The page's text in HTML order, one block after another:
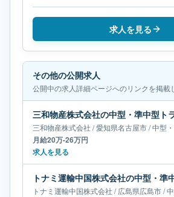
求人を見る
その他の公開求人
公開中の求人詳細ページへのリンクを掲載
三和物産株式会社 /愛知県名古屋市/中型・準
月給20万-26万円
求人を見る
トナミ運輸中国株式会社 /広島県広島市/中